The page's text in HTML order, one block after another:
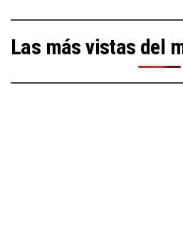
Las más vistas del